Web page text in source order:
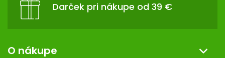
Darček pri nákupe od 39 €
O nákupe